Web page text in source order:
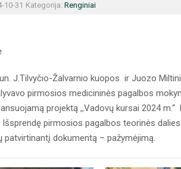
10-31 Kategorija: Renginiai
J.Tilvyčio-Žalvarnio kuopos ir Juozo
pirmosios medicininės pagalbos
projektą ,,Vadovų kursai 2024
pirmosios pagalbos teorinės
dokumentą – pažymėjimą.